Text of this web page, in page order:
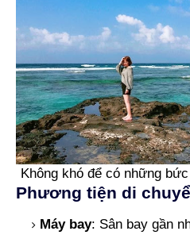
Không khó để có những
Phương tiện di
Máy bay: Sân bay gần